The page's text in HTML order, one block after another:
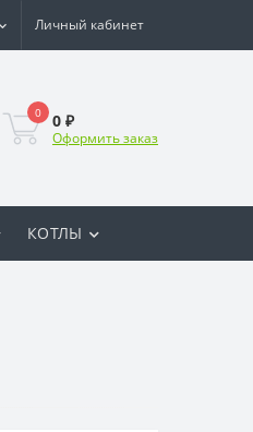
Личный кабинет
0 0 ₽
Оформить заказ
КОТЛЫ